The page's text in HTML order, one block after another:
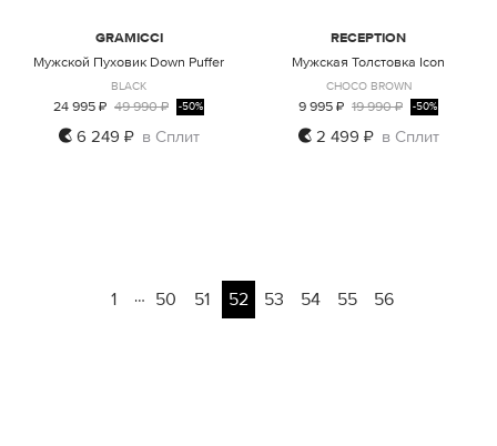
S M
GRAMICCI
Мужской Пуховик Down Puffer
BLACK
24 995 ₽ 49 990 ₽ -50%
6 249 ₽ в Сплит M
RECEPTION
Мужская Толстовка Icon
CHOCO BROWN
9 995 ₽ 19 990 ₽ -50%
2 499 ₽ в Сплит
1 … 50 51 52 53 54 55 56